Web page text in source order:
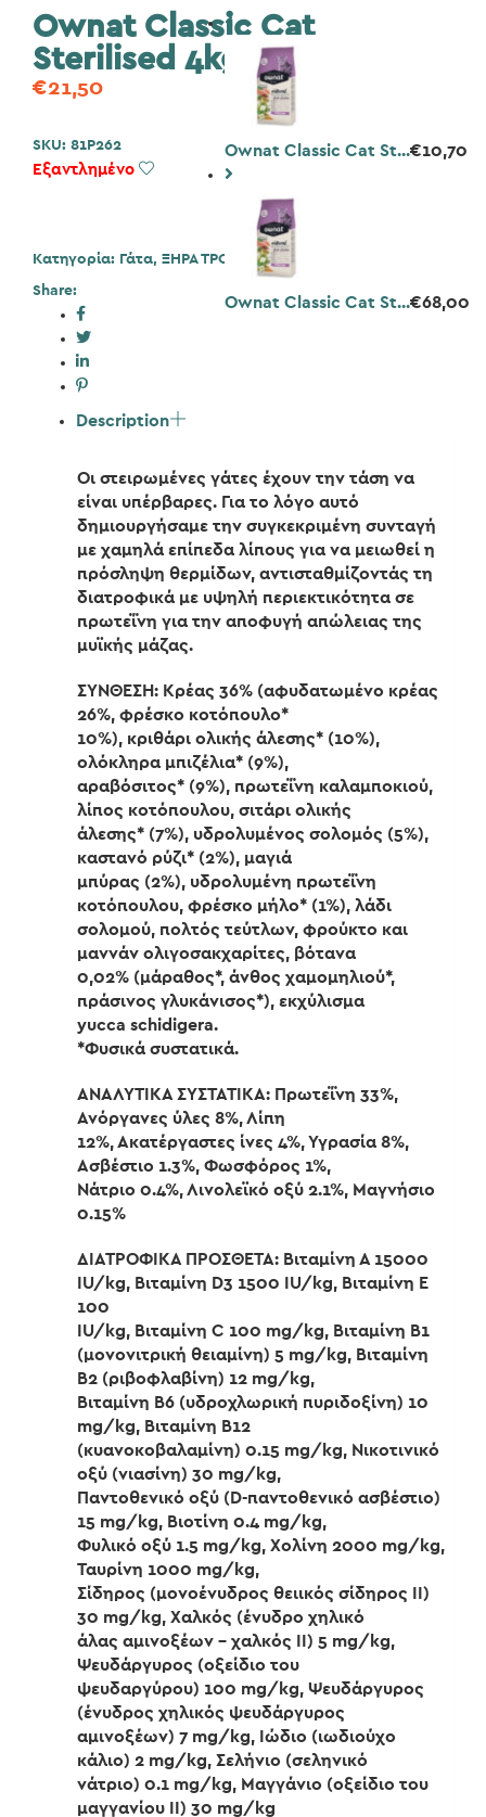
Ownat Classic Cat St...€10,70
Ownat Classic Cat St...€68,00
Ownat Classic Cat
Sterilised 4kg
€21,50
SKU: 81P262
Εξαντλημένο Add to Wishlist
Κατηγορία: Γάτα, ΞΗΡΑ ΤΡΟΦΗ
Share:
Description
Οι στειρωμένες γάτες έχουν την τάση να
είναι υπέρβαρες. Για το λόγο αυτό
δημιουργήσαμε την συγκεκριμένη συνταγή
με χαμηλά επίπεδα λίπους για να μειωθεί η
πρόσληψη θερμίδων, αντισταθμίζοντάς τη
διατροφικά με υψηλή περιεκτικότητα σε
πρωτεΐνη για την αποφυγή απώλειας της
μυϊκής μάζας.
ΣΥΝΘΕΣΗ: Κρέας 36% (αφυδατωμένο κρέας
26%, φρέσκο κοτόπουλο*
10%), κριθάρι ολικής άλεσης* (10%),
ολόκληρα μπιζέλια* (9%),
αραβόσιτος* (9%), πρωτεΐνη καλαμποκιού,
λίπος κοτόπουλου, σιτάρι ολικής
άλεσης* (7%), υδρολυμένος σολομός (5%),
καστανό ρύζι* (2%), μαγιά
μπύρας (2%), υδρολυμένη πρωτεΐνη
κοτόπουλου, φρέσκο μήλο* (1%), λάδι
σολομού, πολτός τεύτλων, φρούκτο και
μαννάν ολιγοσακχαρίτες, βότανα
0,02% (μάραθος*, άνθος χαμομηλιού*,
πράσινος γλυκάνισος*), εκχύλισμα
yucca schidigera.
*Φυσικά συστατικά.
ΑΝΑΛΥΤΙΚΑ ΣΥΣΤΑΤΙΚΑ: Πρωτεΐνη 33%,
Ανόργανες ύλες 8%, Λίπη
12%, Ακατέργαστες ίνες 4%, Υγρασία 8%,
Ασβέστιο 1.3%, Φωσφόρος 1%,
Νάτριο 0.4%, Λινολεϊκό οξύ 2.1%, Μαγνήσιο
0.15%
ΔΙΑΤΡΟΦΙΚΑ ΠΡΟΣΘΕΤΑ: Βιταμίνη Α 15000
IU/kg, Βιταμίνη D3 1500 IU/kg, Βιταμίνη E
100
IU/kg, Βιταμίνη C 100 mg/kg, Βιταμίνη B1
(μονονιτρική θειαμίνη) 5 mg/kg, Βιταμίνη
Β2 (ριβοφλαβίνη) 12 mg/kg,
Βιταμίνη Β6 (υδροχλωρική πυριδοξίνη) 10
mg/kg, Βιταμίνη Β12
(κυανοκοβαλαμίνη) 0.15 mg/kg, Νικοτινικό
οξύ (νιασίνη) 30 mg/kg,
Παντοθενικό οξύ (D-παντοθενικό ασβέστιο)
15 mg/kg, Βιοτίνη 0.4 mg/kg,
Φυλικό οξύ 1.5 mg/kg, Χολίνη 2000 mg/kg,
Ταυρίνη 1000 mg/kg,
Σίδηρος (μονοένυδρος θειικός σίδηρος II)
30 mg/kg, Χαλκός (ένυδρο χηλικό
άλας αμινοξέων – χαλκός II) 5 mg/kg,
Ψευδάργυρος (οξείδιο του
ψευδαργύρου) 100 mg/kg, Ψευδάργυρος
(ένυδρος χηλικός ψευδάργυρος
αμινοξέων) 7 mg/kg, Ιώδιο (ιωδιούχο
κάλιο) 2 mg/kg, Σελήνιο (σεληνικό
νάτριο) 0.1 mg/kg, Μαγγάνιο (οξείδιο του
μαγγανίου II) 30 mg/kg